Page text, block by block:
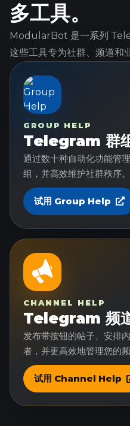
多工具。
ModularBot 是一系列
这些工具专为社群、频道和
GROUP HELP
Telegram 群
通过数十种自动化功能管
组，并高效维护社群秩序。
试用 Group Help
CHANNEL HELP
Telegram 频
发布带按钮的帖子、安排
者，并更高效地管理您的频
试用 Channel Help